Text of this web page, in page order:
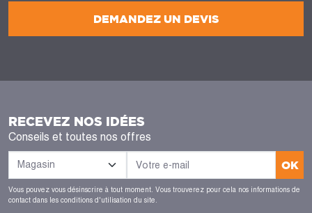
DEMANDEZ UN DEVIS
RECEVEZ NOS IDÉES
Conseils et toutes nos offres
OK
Vous pouvez vous désinscrire à tout moment. Vous trouverez pour cela nos informations de
contact dans les conditions d'utilisation du site.